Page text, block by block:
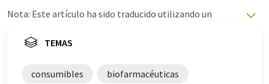
Nota: Este artículo ha sido traducido utilizando un
ofrece estas traducciones automáticas para presentar
este artículo ha sido traducido con traducción
TEMAS
consumibles biofarmacéuticas